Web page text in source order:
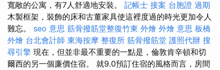
寬敞的公寓，有7人舒適地安裝。 記帳士 接案 台胞證 過期
木製框架，裝飾的床和古董家具使這裡度過的時光更加令人
難忘。 seo 意思 筋骨撥筋堂整復竹東 外燴 外燴 意思 板橋
外燴 台北會計師 東海按摩 整復所 筋骨撥筋堂 護照代辦 搜
尋引擎 現在，但並非最不重要的一點是，倫敦肯辛頓和切
爾西的另一個廉價住宿。 就9.0預訂住宿的風格而言，房間